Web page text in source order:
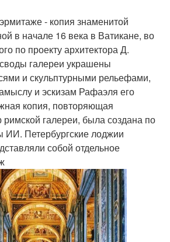
- копия знаменитой
в начале 16 века в Ватикане, во
по проекту архитектора Д.
галереи украшены
и скульптурными рельефами,
и эскизам Рафаэля его
копия, повторяющая
римской галереи, была создана по
Петербургские лоджии
собой отдельное